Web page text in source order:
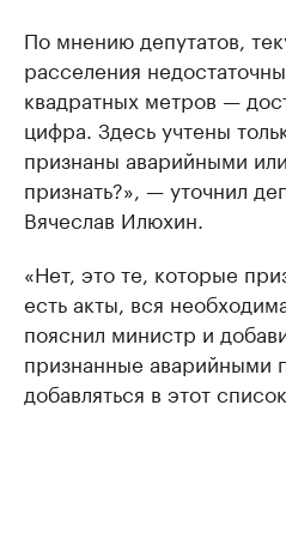
По мнению депутатов,
расселения
квадратных метров —
цифра. Здесь учтены
признаны аварийными
признать?», — уточнил
Вячеслав Илюхин.
«Нет, это те, которые
есть акты, вся
пояснил министр и
признанные аварийными
добавляться в этот список.